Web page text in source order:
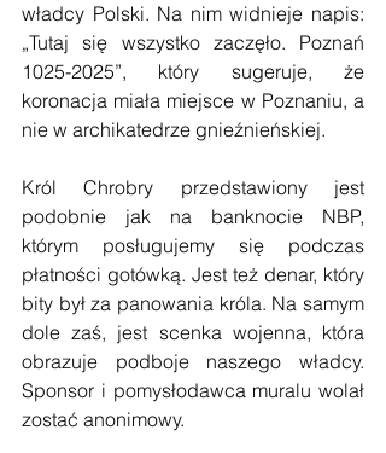
władcy Polski. Na nim widnieje napis:
„Tutaj się wszystko zaczęło. Poznań
1025-2025”, który sugeruje, że
koronacja miała miejsce w Poznaniu, a
nie w archikatedrze gnieźnieńskiej.
Król Chrobry przedstawiony jest
podobnie jak na banknocie NBP,
którym posługujemy się podczas
płatności gotówką. Jest też denar, który
bity był za panowania króla. Na samym
dole zaś, jest scenka wojenna, która
obrazuje podboje naszego władcy.
Sponsor i pomysłodawca muralu wolał
zostać anonimowy.